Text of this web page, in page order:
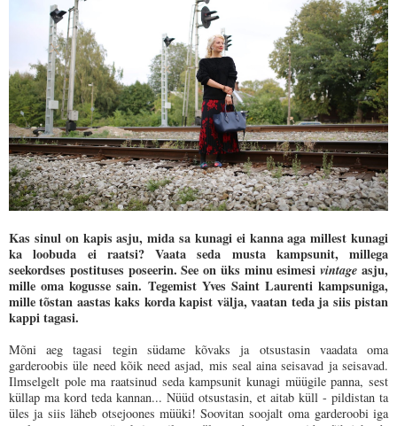
Kas sinul on kapis asju, mida sa kunagi ei kanna aga millest kunagi
ka loobuda ei raatsi? Vaata seda musta kampsunit, millega
seekordses postituses poseerin. See on üks minu esimesivintage asju,
mille oma kogusse sain. Tegemist Yves Saint Laurenti kampsuniga,
mille tõstan aastas kaks korda kapist välja, vaatan teda ja siis pistan
kappi tagasi.
Mõni aeg tagasi tegin südame kõvaks ja otsustasin vaadata oma
garderoobis üle need kõik need asjad, mis seal aina seisavad ja seisavad.
Ilmselgelt pole ma raatsinud seda kampsunit kunagi müügile panna, sest
küllap ma kord teda kannan... Nüüd otsustasin, et aitab küll - pildistan ta
üles ja siis läheb otsejoones müüki! Soovitan soojaltoma garderoobi iga